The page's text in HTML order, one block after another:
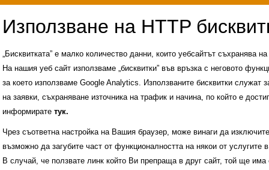
„Бисквитката” е малко количество данни, които уебсайтът съхранява
На нашия уеб сайт използваме „бисквитки” във връзка с неговото
за което използваме Google Analytics. Използваните бисквитки служат
на заявки, съхраняване източника на трафик и начина, по който е
информирате тук.
Чрез съответна настройка на Вашия браузер, може винаги да
възможно да загубите част от функционалността на някои от услугите
В случай, че ползвате линк който Ви препраща в друг сайт, той ще има